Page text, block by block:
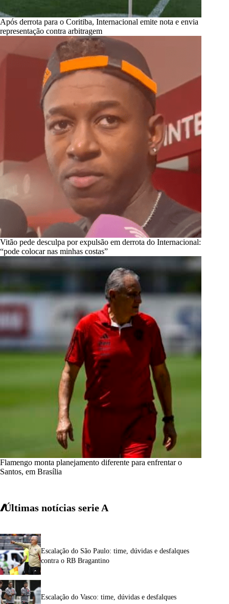
Após derrota para o Coritiba, Internacional emite nota e envia
representação contra arbitragem
Vitão pede desculpa por expulsão em derrota do Internacional:
“pode colocar nas minhas costas”
Flamengo monta planejamento diferente para enfrentar o
Santos, em Brasília
Últimas notícias serie A
Escalação do São Paulo: time, dúvidas e desfalques
contra o RB Bragantino
Escalação do Vasco: time, dúvidas e desfalques